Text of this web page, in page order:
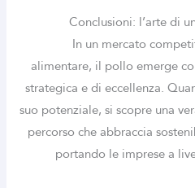
Conclusioni: l’arte di
In un mercato
alimentare, il pollo emerge
strategica e di eccellenza.
suo potenziale, si scopre una
percorso che abbraccia
portando le imprese a